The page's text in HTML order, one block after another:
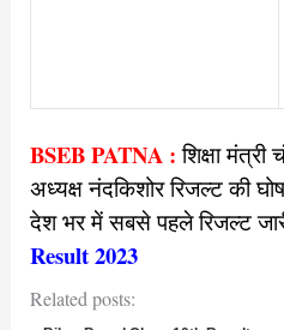
BSEB PATNA : शिक्षा
अध्यक्ष नंदकिशोर रिजल्ट की
देश भर में सबसे पहले रिजल्ट
Result 2023
Related posts: